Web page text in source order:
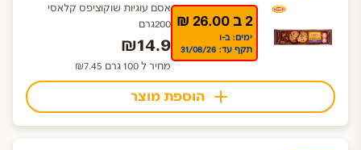
2 ב 26.00 ₪
ימים: ב-ו
תקף עד: 31/08/26
אסם עוגיות שוקוציפס קלאסי
200גרם
₪14.9
מחיר ל 100 גרם ₪7.45
הוספת מוצר